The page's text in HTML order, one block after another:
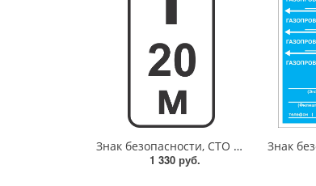
Знак безопасности, СТО ГАЗПРОМ, " Зона действия( дополнение к знаку "Остановка запрещена")",350х700 мм, металл 0.8 мм, с/в
1 330 руб.